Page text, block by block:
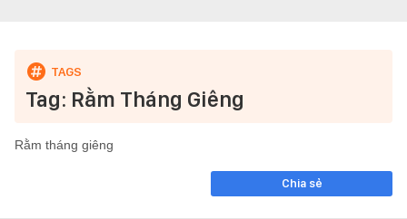
Tag: Rằm Tháng Giêng
Rằm tháng giêng
Chia sẻ